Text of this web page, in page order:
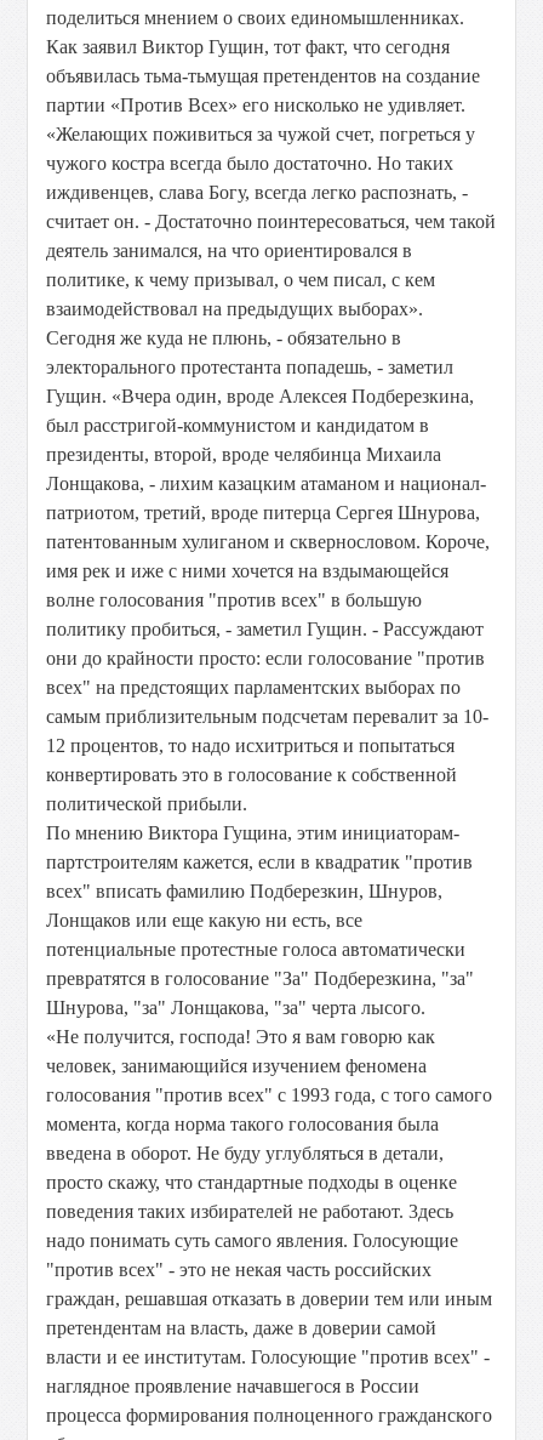
поделиться мнением о своих единомышленниках.
Как заявил Виктор Гущин, тот факт, что сегодня
объявилась тьма-тьмущая претендентов на создание
партии «Против Всех» его нисколько не удивляет.
«Желающих поживиться за чужой счет, погреться у
чужого костра всегда было достаточно. Но таких
иждивенцев, слава Богу, всегда легко распознать, -
считает он. - Достаточно поинтересоваться, чем такой
деятель занимался, на что ориентировался в
политике, к чему призывал, о чем писал, с кем
взаимодействовал на предыдущих выборах».
Сегодня же куда не плюнь, - обязательно в
электорального протестанта попадешь, - заметил
Гущин. «Вчера один, вроде Алексея Подберезкина,
был расстригой-коммунистом и кандидатом в
президенты, второй, вроде челябинца Михаила
Лонщакова, - лихим казацким атаманом и национал-
патриотом, третий, вроде питерца Сергея Шнурова,
патентованным хулиганом и сквернословом. Короче,
имя рек и иже с ними хочется на вздымающейся
волне голосования "против всех" в большую
политику пробиться, - заметил Гущин. - Рассуждают
они до крайности просто: если голосование "против
всех" на предстоящих парламентских выборах по
самым приблизительным подсчетам перевалит за 10-
12 процентов, то надо исхитриться и попытаться
конвертировать это в голосование к собственной
политической прибыли.
По мнению Виктора Гущина, этим инициаторам-
партстроителям кажется, если в квадратик "против
всех" вписать фамилию Подберезкин, Шнуров,
Лонщаков или еще какую ни есть, все
потенциальные протестные голоса автоматически
превратятся в голосование "За" Подберезкина, "за"
Шнурова, "за" Лонщакова, "за" черта лысого.
«Не получится, господа! Это я вам говорю как
человек, занимающийся изучением феномена
голосования "против всех" с 1993 года, с того самого
момента, когда норма такого голосования была
введена в оборот. Не буду углубляться в детали,
просто скажу, что стандартные подходы в оценке
поведения таких избирателей не работают. 3десь
надо понимать суть самого явления. Голосующие
"против всех" - это не некая часть российских
граждан, решавшая отказать в доверии тем или иным
претендентам на власть, даже в доверии самой
власти и ее институтам. Голосующие "против всех" -
наглядное проявление начавшегося в России
процесса формирования полноценного гражданского